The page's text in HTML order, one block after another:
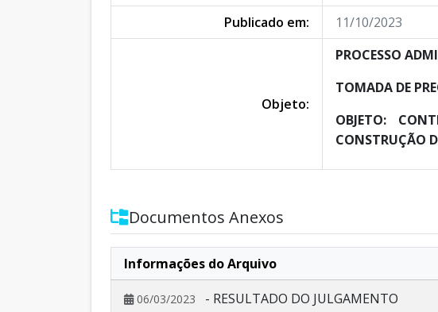
Publicado em:
11/10/2023
Objeto:
PROCESSO
TOMADA DE
OBJETO:
CONSTRUÇÃO
Documentos Anexos
Informações do Arquivo
06/03/2023 - RESULTADO DO JULGAMENTO